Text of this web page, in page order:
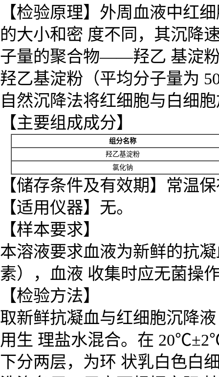
【检验原理】外周血液中红
的大小和密 度不同，其沉降
子量的聚合物——羟乙 基淀粉
羟乙基淀粉（平均分子量为
自然沉降法将红细胞与白细
【主要组成成分】
组分名称
羟乙基淀粉
氯化钠
【储存条件及有效期】常温
【适用仪器】无。
【样本要求】
本溶液要求血液为新鲜的抗
素），血液 收集时应无菌操
【检验方法】
取新鲜抗凝血与红细胞沉降
用生 理盐水混合。在
下分两层，为环 状乳白色白